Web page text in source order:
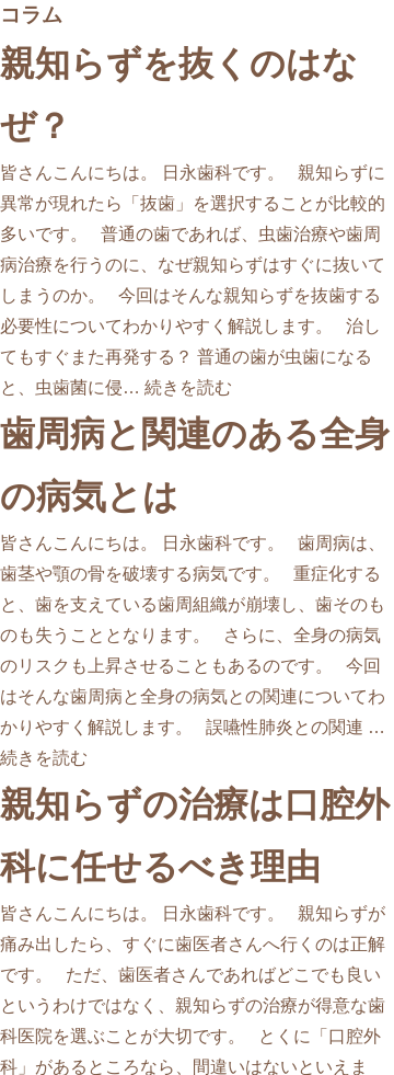
コラム
親知らずを抜くのはな
ぜ？
皆さんこんにちは。 日永歯科です。 親知らずに
異常が現れたら「抜歯」を選択することが比較的
多いです。 普通の歯であれば、虫歯治療や歯周
病治療を行うのに、なぜ親知らずはすぐに抜いて
しまうのか。 今回はそんな親知らずを抜歯する
必要性についてわかりやすく解説します。 治し
てもすぐまた再発する？ 普通の歯が虫歯になる
と、虫歯菌に侵… 続きを読む
歯周病と関連のある全身
の病気とは
皆さんこんにちは。 日永歯科です。 歯周病は、
歯茎や顎の骨を破壊する病気です。 重症化する
と、歯を支えている歯周組織が崩壊し、歯そのも
のも失うこととなります。 さらに、全身の病気
のリスクも上昇させることもあるのです。 今回
はそんな歯周病と全身の病気との関連についてわ
かりやすく解説します。 誤嚥性肺炎との関連 …
続きを読む
親知らずの治療は口腔外
科に任せるべき理由
皆さんこんにちは。 日永歯科です。 親知らずが
痛み出したら、すぐに歯医者さんへ行くのは正解
です。 ただ、歯医者さんであればどこでも良い
というわけではなく、親知らずの治療が得意な歯
科医院を選ぶことが大切です。 とくに「口腔外
科」があるところなら、間違いはないといえま